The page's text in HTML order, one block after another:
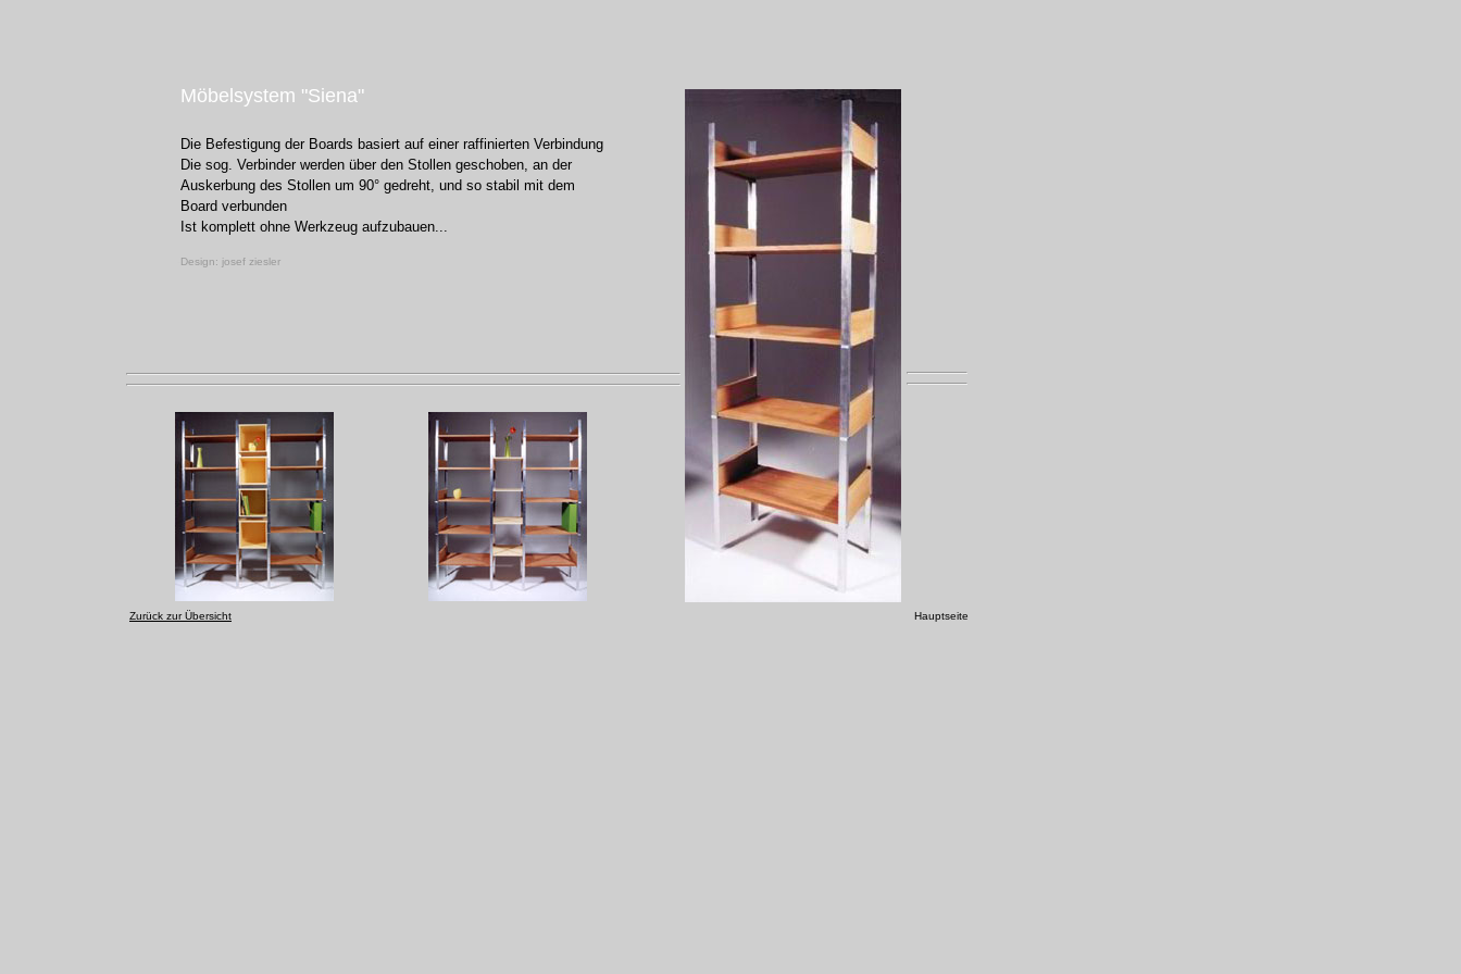
Möbelsystem "Siena"
Die Befestigung der Boards basiert auf einer raffinierten Verbindung
Die sog. Verbinder werden über den Stollen geschoben, an der
Auskerbung des Stollen um 90° gedreht, und so stabil mit dem
Board verbunden
Ist komplett ohne Werkzeug aufzubauen...
Design: josef ziesler
Zurück zur Übersicht Hauptseite